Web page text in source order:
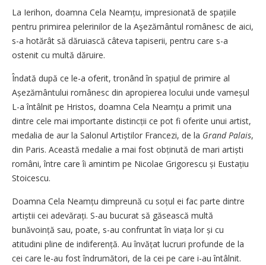
La Ierihon, doamna Cela Neamțu, impresionată de spațiile
pentru primirea pelerinilor de la Aşezământul românesc de aici,
s-a hotărât să dăruiască câteva tapiserii, pentru care s-a
ostenit cu multă dăruire.
Îndată după ce le-a oferit, tronând în spațiul de primire al
Așezământului românesc din apropierea locului unde vameșul
L-a întâlnit pe Hristos, doamna Cela Neamțu a primit una
dintre cele mai importante distincții ce pot fi oferite unui artist,
medalia de aur la Salonul Artiștilor Francezi, de la Grand Palais,
din Paris. Această medalie a mai fost obținută de mari artiști
români, între care îi amintim pe Nicolae Grigorescu și Eustațiu
Stoicescu.
Doamna Cela Neamțu dimpreună cu soțul ei fac parte dintre
artiștii cei adevărați. S-au bucurat să găsească multă
bunăvoință sau, poate, s-au confruntat în viața lor și cu
atitudini pline de indiferență. Au învățat lucruri profunde de la
cei care le-au fost îndrumători, de la cei pe care i-au întâlnit.